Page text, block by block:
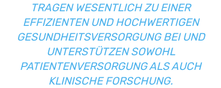
TRAGEN WESENTLICH ZU EINER
EFFIZIENTEN UND HOCHWERTIGEN
GESUNDHEITSVERSORGUNG BEI UND
UNTERSTÜTZEN SOWOHL
PATIENTENVERSORGUNG ALS AUCH
KLINISCHE FORSCHUNG.